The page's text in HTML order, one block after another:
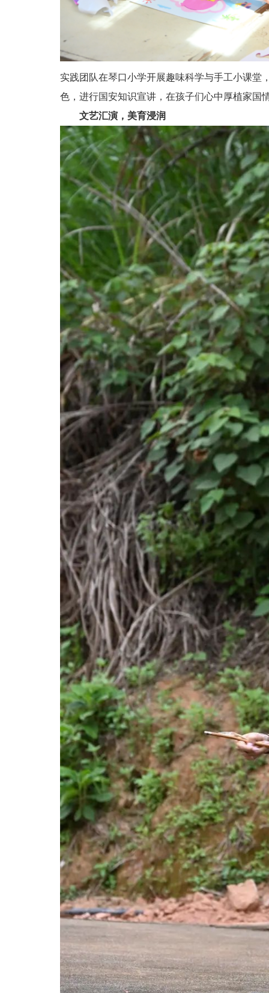
实践团队在琴口小学开展趣味科学与手工小课堂
色，进行国安知识宣讲，在孩子们心中厚植家国
文艺汇演，美育浸润